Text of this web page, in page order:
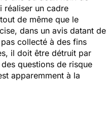
réaliser un cadre
de même que le
dans un avis datant de
collecté à des fins
il doit être détruit par
questions de risque
apparemment à la